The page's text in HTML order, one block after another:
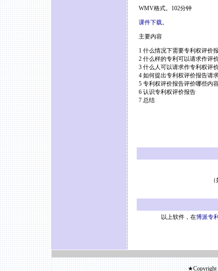
WMV格式。102分钟
课件下载。
主要内容
1 什么情况下需要专利权评价
2 什么样的专利可以请求作评
3 什么人可以请求作专利权评
4 如何提出专利权评价报告请
5 专利权评价报告评价哪些内
6 认识专利权评价报告
7 总结
以上软件，在博派专
★Copyright